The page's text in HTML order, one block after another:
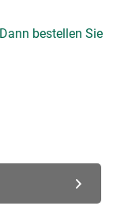
Dann bestellen Sie